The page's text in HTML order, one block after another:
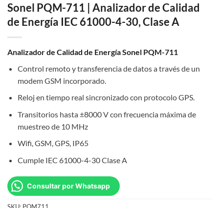
Sonel PQM-711 | Analizador de Calidad
de Energía IEC 61000-4-30, Clase A
Analizador de Calidad de Energía Sonel PQM-711
Control remoto y transferencia de datos a través de un
modem GSM incorporado.
Reloj en tiempo real sincronizado con protocolo GPS.
Transitorios hasta ±8000 V con frecuencia máxima de
muestreo de 10 MHz
Wifi, GSM, GPS, IP65
Cumple IEC 61000-4-30 Clase A
Consultar por Whatsapp
SKU: PQM711